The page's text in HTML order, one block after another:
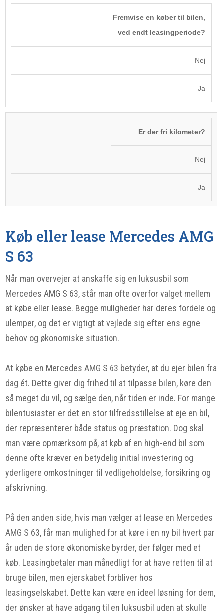
Fremvise en køber til bilen,
ved endt leasingperiode?
Nej
Ja
Er der fri kilometer?
Nej
Ja
Køb eller lease Mercedes AMG
S 63
Når man overvejer at anskaffe sig en luksusbil som
Mercedes AMG S 63, står man ofte overfor valget mellem
at købe eller lease. Begge muligheder har deres fordele og
ulemper, og det er vigtigt at vejlede sig efter ens egne
behov og økonomiske situation.
At købe en Mercedes AMG S 63 betyder, at du ejer bilen fra
dag ét. Dette giver dig frihed til at tilpasse bilen, køre den
så meget du vil, og sælge den, når tiden er inde. For mange
bilentusiaster er det en stor tilfredsstillelse at eje en bil,
der repræsenterer både status og præstation. Dog skal
man være opmærksom på, at køb af en high-end bil som
denne ofte kræver en betydelig initial investering og
yderligere omkostninger til vedligeholdelse, forsikring og
afskrivning.
På den anden side, hvis man vælger at lease en Mercedes
AMG S 63, får man mulighed for at køre i en ny bil hvert par
år uden de store økonomiske byrder, der følger med et
køb. Leasingbetaler man månedligt for at have retten til at
bruge bilen, men ejerskabet forbliver hos
leasingselskabet. Dette kan være en ideel løsning for dem,
der ønsker at have adgang til en luksusbil uden at skulle